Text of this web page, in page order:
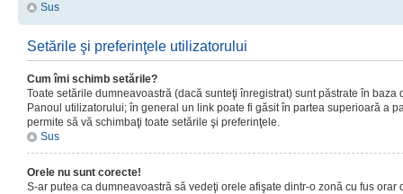
Sus
Setările şi preferinţele utilizatorului
Cum îmi schimb setările?
Toate setările dumneavoastră (dacă sunteţi înregistrat) sunt păstrate în baza
Panoul utilizatorului; în general un link poate fi găsit în partea superioară a
permite să vă schimbaţi toate setările şi preferinţele.
Sus
Orele nu sunt corecte!
S-ar putea ca dumneavoastră să vedeţi orele afişate dintr-o zonă cu fus orar